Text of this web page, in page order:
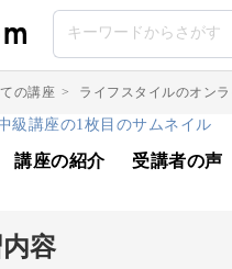
の講座 > ライフスタイルのオン
講座の紹介 受講者の声
容